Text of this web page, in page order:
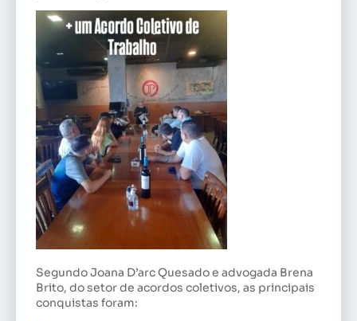
Segundo Joana D’arc Quesado e advogada Brena
Brito, do setor de acordos coletivos, as principais
conquistas foram: